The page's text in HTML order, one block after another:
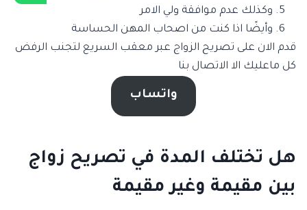
وكذلك عدم موافقة ولي الامر
وأيضًا اذا كنت من اصحاب المهن الحساسة
قدم الان على تصريح الزواج عبر معقب السريع لتجنب الرفض
كل ماعليك الا الاتصال بنا
واتساب
هل تختلف المدة في تصريح زواج
بين مقيمة وغير مقيمة